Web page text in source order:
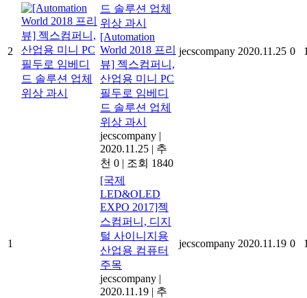
2
[Automation
World 2018 프리
뷰] 젝스컴퍼니,
산업용 미니 PC
필두로 임베디
드 솔루션 업체
위상 과시
jecscompany |
2020.11.25 | 추
천 0 | 조회 1840
jecscompany 2020.11.25 0
1
[국제
LED&OLED
EXPO 2017]젝
스컴퍼니, 디지
털 사이니지용
산업용 컴퓨터
주목
jecscompany |
2020.11.19 | 추
jecscompany 2020.11.19 0